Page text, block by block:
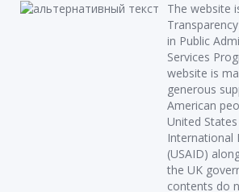
The website
in Public
Services
website is
generous
American
United
International
(USAID)
the UK
contents do